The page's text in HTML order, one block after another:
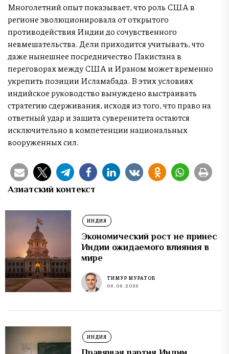
Многолетний опыт показывает, что роль США в
регионе эволюционировала от открытого
противодействия Индии до сочувственного
невмешательства. Дели приходится учитывать, что
даже нынешнее посредничество Пакистана в
переговорах между США и Ираном может временно
укрепить позиции Исламабада. В этих условиях
индийское руководство вынуждено выстраивать
стратегию сдерживания, исходя из того, что право на
ответный удар и защита суверенитета остаются
исключительно в компетенции национальных
вооруженных сил.
Азиатский контекст
ИНДИЯ
Экономический рост не принес
Индии ожидаемого влияния в
мире
ТИМУР МУРАТОВ
08.08.2026
ИНДИЯ